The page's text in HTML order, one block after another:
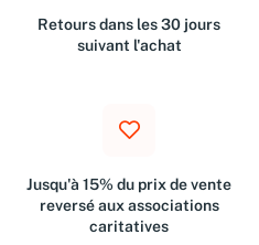
Retours dans les 30 jours
suivant l'achat
Jusqu'à 15% du prix de vente
reversé aux associations
caritatives